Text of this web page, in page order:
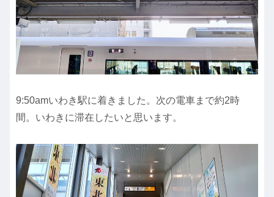
9:50amいわき駅に着きました。次の電車まで約2時
間。いわきに滞在したいと思います。